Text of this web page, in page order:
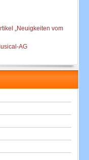
„Neuigkeiten vom
AG